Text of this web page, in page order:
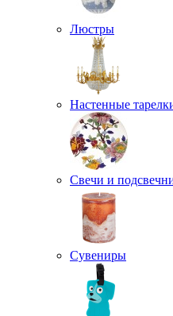
Люстры
Настенные
Свечи и
Сувениры